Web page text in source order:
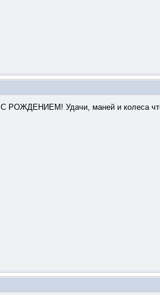
С РОЖДЕНИЕМ! Удачи, маней и колеса